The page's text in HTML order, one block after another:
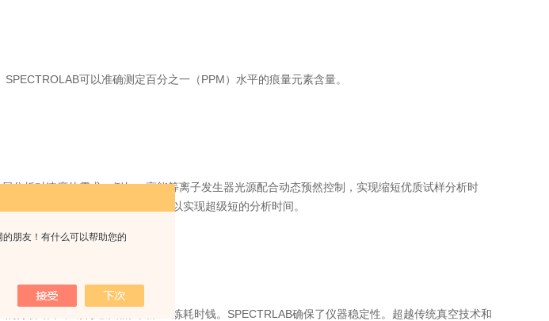
的朋友！有什么可以帮助您的
可以准确测定百分之一（PPM）水平的痕量元素含量。
分析对速度的需求。例如，高能等离子发生器光源配合动态预然控制，实现缩短优质试样分析时
品测试数量。在许多应用中都可以实现超级短的分析时间。
分析结果不断制造废品。回炉重炼耗时钱。SPECTRLAB确保了仪器稳定性。超越传统真空技术和